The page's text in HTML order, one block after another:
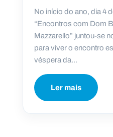
No início do ano, dia 4
“Encontros com Dom
Mazzarello” juntou-se
para viver o encontro
véspera da...
Ler mais
P
O
R
T
A
L
A
I
N
L